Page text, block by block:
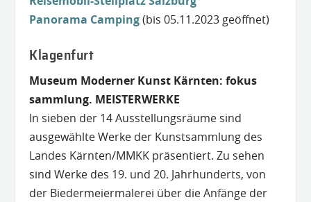
Panorama Camping(bis 05.11.2023 geöffnet)
Klagenfurt
Museum Moderner Kunst Kärnten: fokus
sammlung. MEISTERWERKE
In sieben der 14 Ausstellungsräume sind
ausgewählte Werke der Kunstsammlung des
Landes Kärnten/MMKK präsentiert. Zu sehen
sind Werke des 19. und 20. Jahrhunderts, von
der Biedermeiermalerei über die Anfänge der